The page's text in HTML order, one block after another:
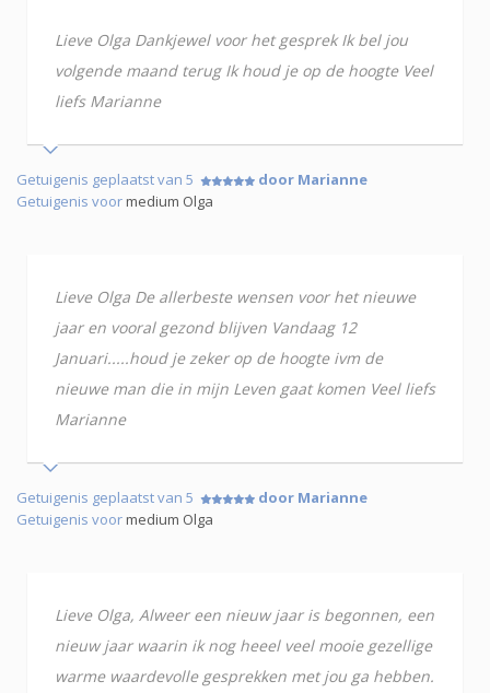
Lieve Olga Dankjewel voor het gesprek Ik bel jou
volgende maand terug Ik houd je op de hoogte Veel
liefs Marianne
Getuigenis geplaatst van 5
door Marianne
Getuigenis voormedium Olga
Lieve Olga De allerbeste wensen voor het nieuwe
jaar en vooral gezond blijven Vandaag 12
Januari.....houd je zeker op de hoogte ivm de
nieuwe man die in mijn Leven gaat komen Veel liefs
Marianne
Getuigenis geplaatst van 5
door Marianne
Getuigenis voormedium Olga
Lieve Olga, Alweer een nieuw jaar is begonnen, een
nieuw jaar waarin ik nog heeel veel mooie gezellige
warme waardevolle gesprekken met jou ga hebben.